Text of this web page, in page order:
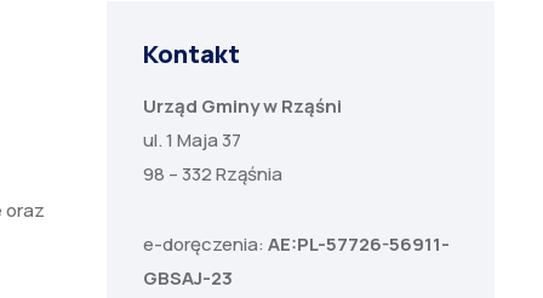
oraz
Kontakt
Urząd Gminy w Rząśni
ul. 1 Maja 37
98 – 332 Rząśnia
e-doręczenia: AE:PL-57726-56911-
GBSAJ-23